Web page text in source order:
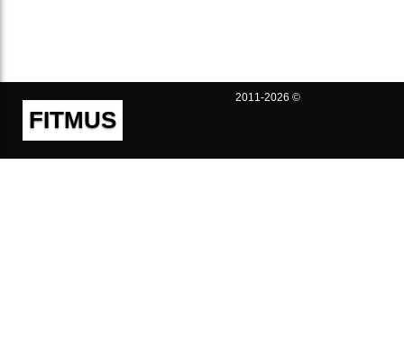
FITMUS
2011-2026 ©